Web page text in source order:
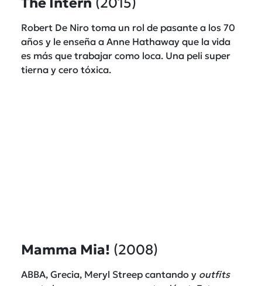
Robert De Niro toma un rol de pasante a los 70
años y le enseña a Anne Hathaway que la vida
es más que trabajar como loca. Una peli super
tierna y cero tóxica.
Mamma Mia! (2008)
ABBA, Grecia, Meryl Streep cantando y outfits